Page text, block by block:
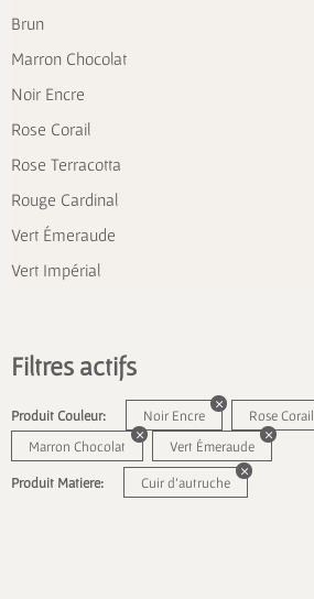
Brun
Marron Chocolat
Noir Encre
Rose Corail
Rose Terracotta
Rouge Cardinal
Vert Émeraude
Vert Impérial
Filtres actifs
Produit Couleur: Noir Encre Rose Corail
Marron Chocolat
Vert Émeraude
Produit Matiere: Cuir d'autruche